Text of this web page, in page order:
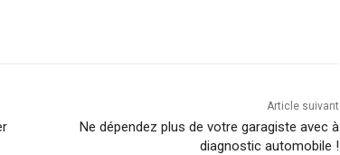
Article suivant
Ne dépendez plus de votre garagiste avec à
diagnostic automobile !